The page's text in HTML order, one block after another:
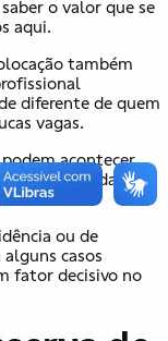
o valor que se
aqui.
também
diferente de quem
vagas.
acontecer
à perda de
ou de
casos
fator decisivo no